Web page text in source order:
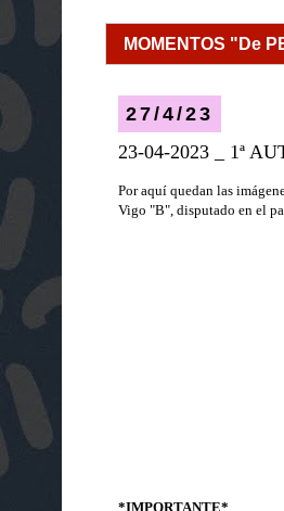
MOMENTOS "De
27/4/23
23-04-2023 _ 1ª
Por aquí quedan las
Vigo "B" , disputado en el
*IMPORTANTE*